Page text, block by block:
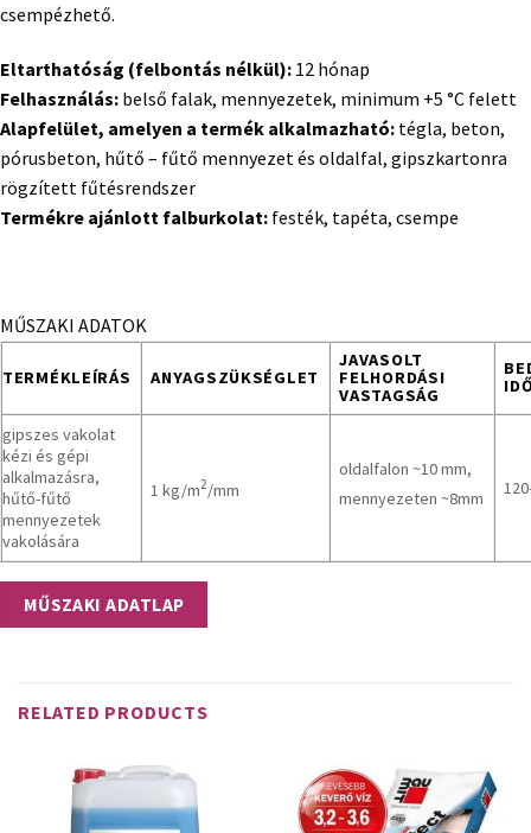
csempézhető.
Eltarthatóság (felbontás nélkül): 12 hónap
Felhasználás: belső falak, mennyezetek, minimum +5 °C felett
Alapfelület, amelyen a termék alkalmazható: tégla, beton,
pórusbeton, hűtő – fűtő mennyezet és oldalfal, gipszkartonra
rögzített fűtésrendszer
Termékre ajánlott falburkolat: festék, tapéta, csempe
MŰSZAKI ADATOK
TERMÉKLEÍRÁS ANYAGSZÜKSÉGLET
JAVASOLT
FELHORDÁSI
VASTAGSÁG
gipszes vakolat
kézi és gépi
alkalmazásra,
hűtő-fűtő
mennyezetek
vakolására
1 kg/m2/mm
oldalfalon ~10 mm,
mennyezeten ~8mm
MŰSZAKI ADATLAP
RELATED PRODUCTS